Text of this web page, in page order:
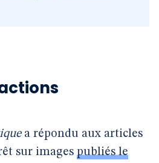
a répondu aux articles
sur images publiés le